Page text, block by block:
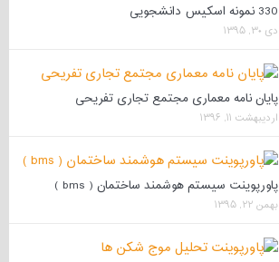
330 نمونه اسکیس دانشجویی
دی ۳۰, ۱۳۹۵
پایان نامه معماری مجتمع تجاری تفریحی
اردیبهشت ۱۱, ۱۳۹۶
پاورپوینت سیستم هوشمند ساختمان ( bms )
بهمن ۲۲, ۱۳۹۵